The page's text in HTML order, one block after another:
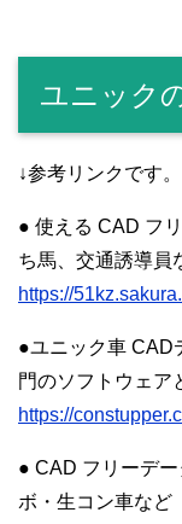
ユニック
↓参考リンクです。
● 使える CAD フ
ち馬、交通誘導員
https://
●ユニック車 CAD
門のソフトウェア
https://
● CAD フリーデ
ボ・生コン車など